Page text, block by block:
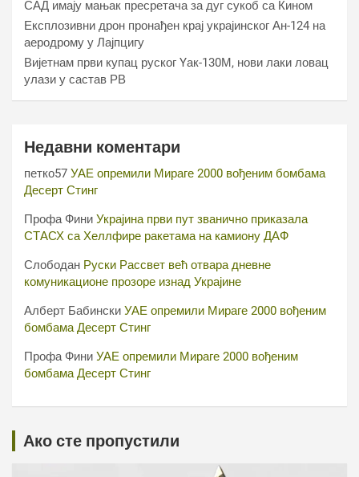
САД имају мањак пресретача за дуг сукоб са Кином
Експлозивни дрон пронађен крај украјинског Ан-124 на
аеродрому у Лајпцигу
Вијетнам први купац руског Yак-130М, нови лаки ловац
улази у састав РВ
Недавни коментари
петко57 УАЕ опремили Мираге 2000 вођеним бомбама
Десерт Стинг
Профа Фини Украјина први пут званично приказала
СТАСХ са Хеллфире ракетама на камиону ДАФ
Слободан Руски Рассвет већ отвара дневне
комуникационе прозоре изнад Украјине
Алберт Бабински УАЕ опремили Мираге 2000 вођеним
бомбама Десерт Стинг
Профа Фини УАЕ опремили Мираге 2000 вођеним
бомбама Десерт Стинг
Ако сте пропустили